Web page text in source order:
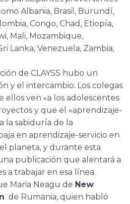
Albania, Brasil, Burundí,
Congo, Chad, Etiopía,
Mali, Mozambique,
Lanka, Venezuela, Zambia,
de CLAYSS hubo un
y el intercambio. Los colegas
ven «a los adolescentes
y que el «aprendizaje-
la sabiduría de la
en aprendizaje-servicio en
planeta, y durante esta
publicación que alentará a
a trabajar en esa línea.
Maria Neagu de New
de Rumania, quien habló